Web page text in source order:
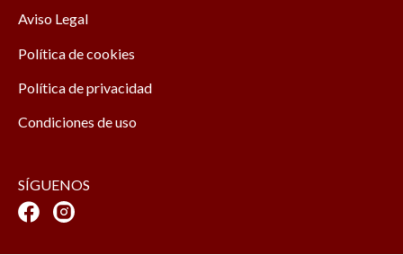
Aviso Legal
Política de cookies
Política de privacidad
Condiciones de uso
SÍGUENOS